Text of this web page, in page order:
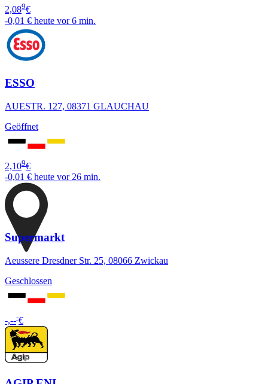
2,089€
-0,01 € heute vor 6 min.
ESSO
AUESTR. 127, 08371 GLAUCHAU
Geöffnet
2,109€
-0,01 € heute vor 26 min.
Supermarkt
Aeussere Dresdner Str. 25, 08066 Zwickau
Geschlossen
-,---€